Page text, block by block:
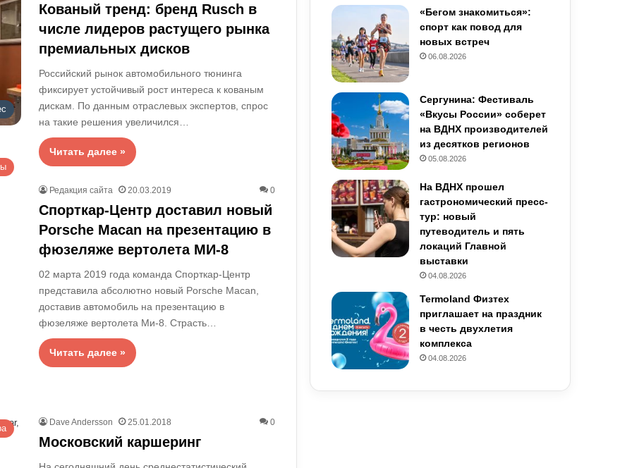
Кованый тренд: бренд Rusch в
числе лидеров растущего рынка
премиальных дисков
Российский рынок автомобильного тюнинга
фиксирует устойчивый рост интереса к кованым
дискам. По данным отраслевых экспертов, спрос
на такие решения увеличился…
Читать далее »
Редакция сайта 20.03.2019 0
Спорткар-Центр доставил новый
Porsche Macan на презентацию в
фюзеляже вертолета МИ-8
02 марта 2019 года команда Спорткар-Центр
представила абсолютно новый Porsche Macan,
доставив автомобиль на презентацию в
фюзеляже вертолета Ми-8. Страсть…
Читать далее »
Dave Andersson 25.01.2018 0
Московский каршеринг
«Бегом знакомиться»:
спорт как повод для
новых встреч
06.08.2026
Сергунина: Фестиваль
«Вкусы России» соберет
на ВДНХ производителей
из десятков регионов
05.08.2026
На ВДНХ прошел
гастрономический пресс-
тур: новый
путеводитель и пять
локаций Главной
выставки
04.08.2026
Termoland Физтех
приглашает на праздник
в честь двухлетия
комплекса
04.08.2026